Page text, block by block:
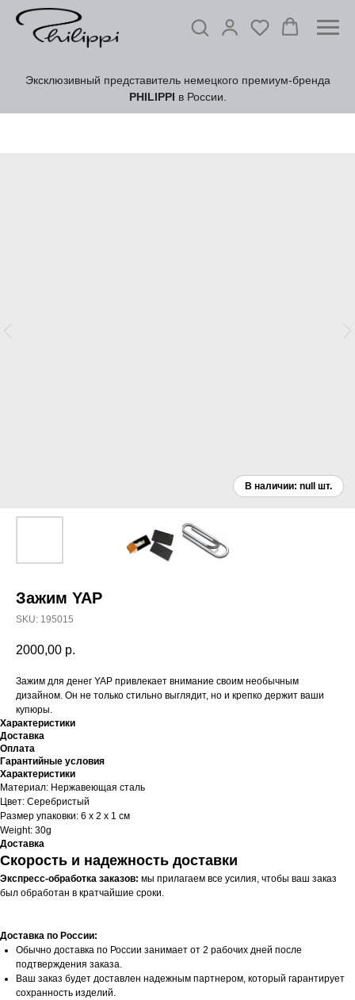
Эксклюзивный представитель немецкого премиум-бренда
PHILIPPI в России.
Зажим YAP
SKU: 195015
2000,00 р.
Зажим для денег YAP привлекает внимание своим необычным
дизайном. Он не только стильно выглядит, но и крепко держит ваши
купюры.
Характеристики
Доставка
Оплата
Гарантийные условия
Характеристики
Материал: Нержавеющая сталь
Цвет: Серебристый
Размер упаковки: 6 x 2 x 1 см
Weight: 30g
Доставка
Скорость и надежность доставки
Экспресс-обработка заказов: мы прилагаем все усилия, чтобы ваш заказ
был обработан в кратчайшие сроки.
Доставка по России:
Обычно доставка по России занимает от 2 рабочих дней после
подтверждения заказа.
Ваш заказ будет доставлен надежным партнером, который гарантирует
сохранность изделий.